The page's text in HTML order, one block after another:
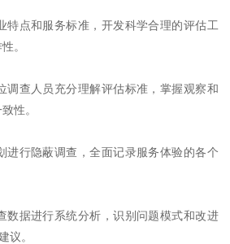
特点和服务标准，开发科学合理的评估工
。
调查人员充分理解评估标准，掌握观察和
性。
进行隐蔽调查，全面记录服务体验的各个
数据进行系统分析，识别问题模式和改进
议。